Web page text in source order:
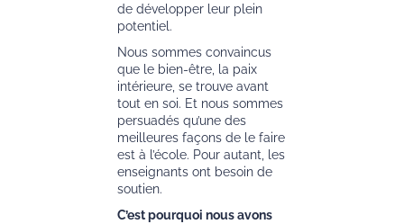
de développer leur plein
potentiel.
Nous sommes convaincus
que le bien-être, la paix
intérieure, se trouve avant
tout en soi. Et nous sommes
persuadés qu’une des
meilleures façons de le faire
est à l’école. Pour autant, les
enseignants ont besoin de
soutien.
C’est pourquoi nous avons